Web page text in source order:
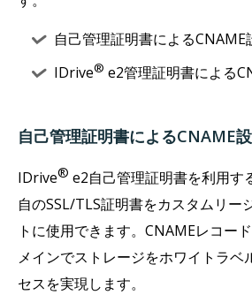
自己管理証明書によるCNAME
IDrive® e2管理証明書による
自己管理証明書によるCNAME
IDrive® e2自己管理証明書を利用す
自のSSL/TLS証明書をカスタムリー
トに使用できます。CNAMEレコー
メインでストレージをホワイトラベ
セスを実現します。